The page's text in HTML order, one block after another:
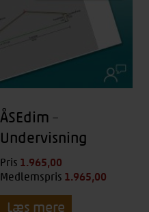
ÅSEdim –
Undervisning
Pris 1.965,00
Medlemspris 1.965,00
Læs mere